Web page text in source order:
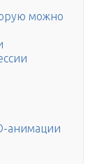
можно
анимации